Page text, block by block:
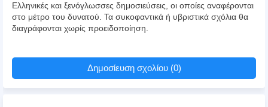
Ελληνικές και ξενόγλωσσες δημοσιεύσεις, οι οποίες αναφέρονται
στο μέτρο του δυνατού. Τα συκοφαντικά ή υβριστικά σχόλια θα
διαγράφονται χωρίς προειδοποίηση.
Δημοσίευση σχολίου (0)